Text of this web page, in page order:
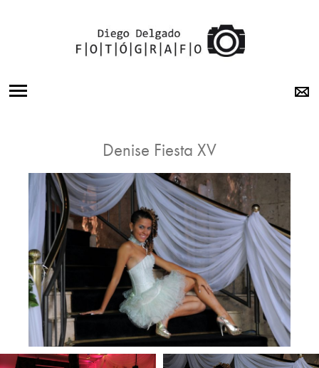
OTRA
MIRADA
SOBRE MI
LABORATORIO
CONTACTO
INSTAGRAM
Denise Fiesta XV